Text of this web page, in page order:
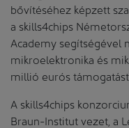
bővítéséhez képzett
a skills4chips
Academy segítségével
mikroelektronika és
millió eurós
A skills4chips
Braun-Institut vezet, a